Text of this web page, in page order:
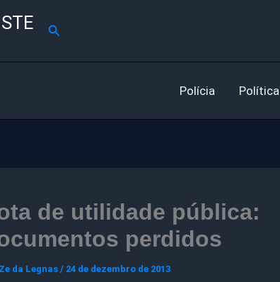
Pesquisar
Polícia Política
de utilidade pública:
perdidos
Ze da Legnas / 24 de dezembro de 2013